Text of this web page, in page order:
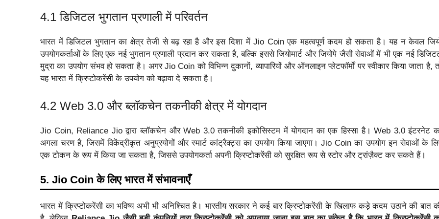
4.1 डिजिटल भुगतान प्रणाली में परिवर्तन
भारत में डिजिटल भुगतान का क्षेत्र तेजी से बढ़ रहा है और इस दिशा में Jio Coin एक महत्वपूर्ण कदम हो सकता है। यह न केवल
उपयोगकर्ताओं के लिए एक नई भुगतान प्रणाली प्रदान कर सकता है, बल्कि इससे जियोमार्ट और जियोपे जैसी सेवाओं में भी एक नई
मुद्रा का उपयोग संभव हो सकता है। अगर Jio Coin को विभिन्न दुकानों, व्यापारियों और ऑनलाइन प्लेटफॉर्मों पर स्वीकार किया जाता है,
यह भारत में क्रिप्टोकरेंसी के उपयोग को बढ़ावा दे सकता है।
4.2 Web 3.0 और ब्लॉकचेन तकनीकी क्षेत्र में योगदान
Jio Coin, Reliance Jio द्वारा ब्लॉकचेन और Web 3.0 तकनीकी इकोसिस्टम में योगदान का एक हिस्सा है। Web 3.0 इंटरनेट
अगला चरण है, जिसमें विकेंद्रीकृत अनुप्रयोगों और स्मार्ट कांट्रैक्ट्स का उपयोग किया जाएगा। Jio Coin का उपयोग इन सेवाओं के
एक टोकन के रूप में किया जा सकता है, जिससे उपयोगकर्ता अपनी क्रिप्टोकरेंसी को सुरक्षित रूप से स्टोर और ट्रांज़ैक्ट कर सकते हैं।
5. Jio Coin के लिए भारत में संभावनाएँ
भारत में क्रिप्टोकरेंसी का भविष्य अभी भी अनिश्चित है। भारतीय सरकार ने कई बार क्रिप्टोकरेंसी के खिलाफ कड़े कदम उठाने की बात